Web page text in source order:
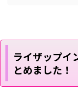
ライザップイ
とめました！